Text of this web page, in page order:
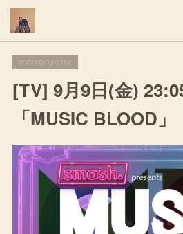
2022.09.09 07:54
[TV] 9月9日(金)
「MUSIC BLOOD」